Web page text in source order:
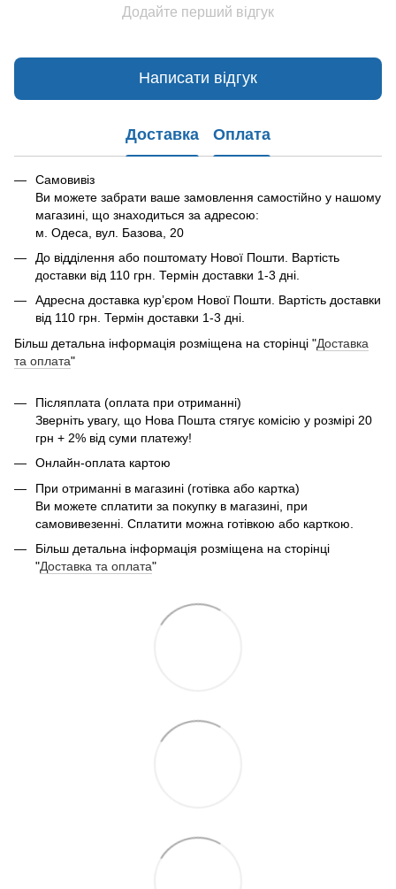
Додайте перший відгук
Написати відгук
Доставка Оплата
Самовивіз
Ви можете забрати ваше замовлення самостійно у нашому
магазині, що знаходиться за адресою:
м. Одеса, вул. Базова, 20
До відділення або поштомату Нової Пошти. Вартість
доставки від 110 грн. Термін доставки 1-3 дні.
Адресна доставка курʼєром Нової Пошти. Вартість доставки
від 110 грн. Термін доставки 1-3 дні.
Більш детальна інформація розміщена на сторінці "Доставка
та оплата"
Післяплата (оплата при отриманні)
Зверніть увагу, що Нова Пошта стягує комісію у розмірі 20
грн + 2% від суми платежу!
Онлайн-оплата картою
При отриманні в магазині (готівка або картка)
Ви можете сплатити за покупку в магазині, при
самовивезенні. Сплатити можна готівкою або карткою.
Більш детальна інформація розміщена на сторінці
"Доставка та оплата"